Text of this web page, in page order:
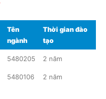
Tên
ngành
Thời gian đào
tạo
5480205 2 năm
5480106 2 năm